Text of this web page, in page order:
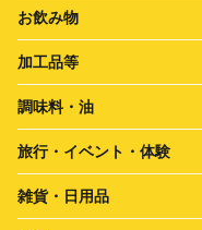
お飲み物
加工品等
調味料・油
旅行・イベント・体験
雑貨・日用品